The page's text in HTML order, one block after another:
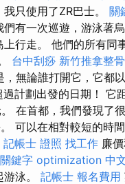
只使用了ZR巴士。 關
們有一次巡遊，游泳著
行走。 他們的所有同
台中刮痧 新竹推拿整
，無論誰打開它，它都
計劃出發的日期！ 它
在首都，我們發現了
可以在相對較短的時間
記帳士 證照 找工作 廉
鍵字 optimization 中
泳。 記帳士 報名費用